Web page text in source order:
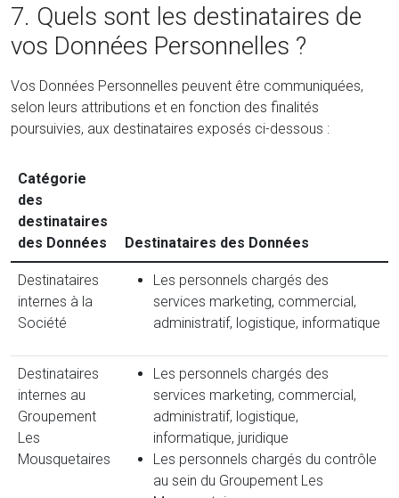
7. Quels sont les destinataires de
vos Données Personnelles ?
Vos Données Personnelles peuvent être communiquées,
selon leurs attributions et en fonction des finalités
poursuivies, aux destinataires exposés ci-dessous :
Catégorie
des
destinataires
des Données
Destinataires des Données
Destinataires
internes à la
Société
Les personnels chargés des
services marketing, commercial,
administratif, logistique, informatique
Destinataires
internes au
Groupement
Les
Mousquetaires
Les personnels chargés des
services marketing, commercial,
administratif, logistique,
informatique, juridique
Les personnels chargés du contrôle
au sein du Groupement Les